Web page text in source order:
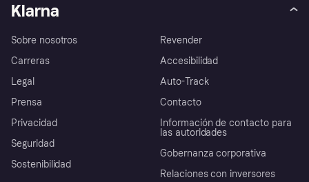
Klarna
Sobre nosotros
Carreras
Legal
Prensa
Privacidad
Seguridad
Sostenibilidad
Revender
Accesibilidad
Auto-Track
Contacto
Información de contacto para
las autoridades
Gobernanza corporativa
Relaciones con inversores